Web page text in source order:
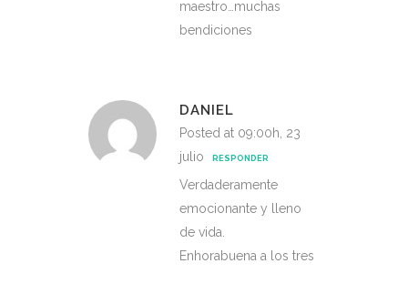
maestro…muchas
bendiciones
DANIEL
Posted at 09:00h, 23
julio
RESPONDER
Verdaderamente
emocionante y lleno
de vida.
Enhorabuena a los tres